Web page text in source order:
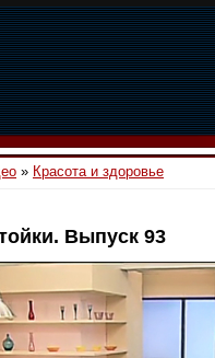
01:09:10
» Красота и здоровье
Выпуск 93